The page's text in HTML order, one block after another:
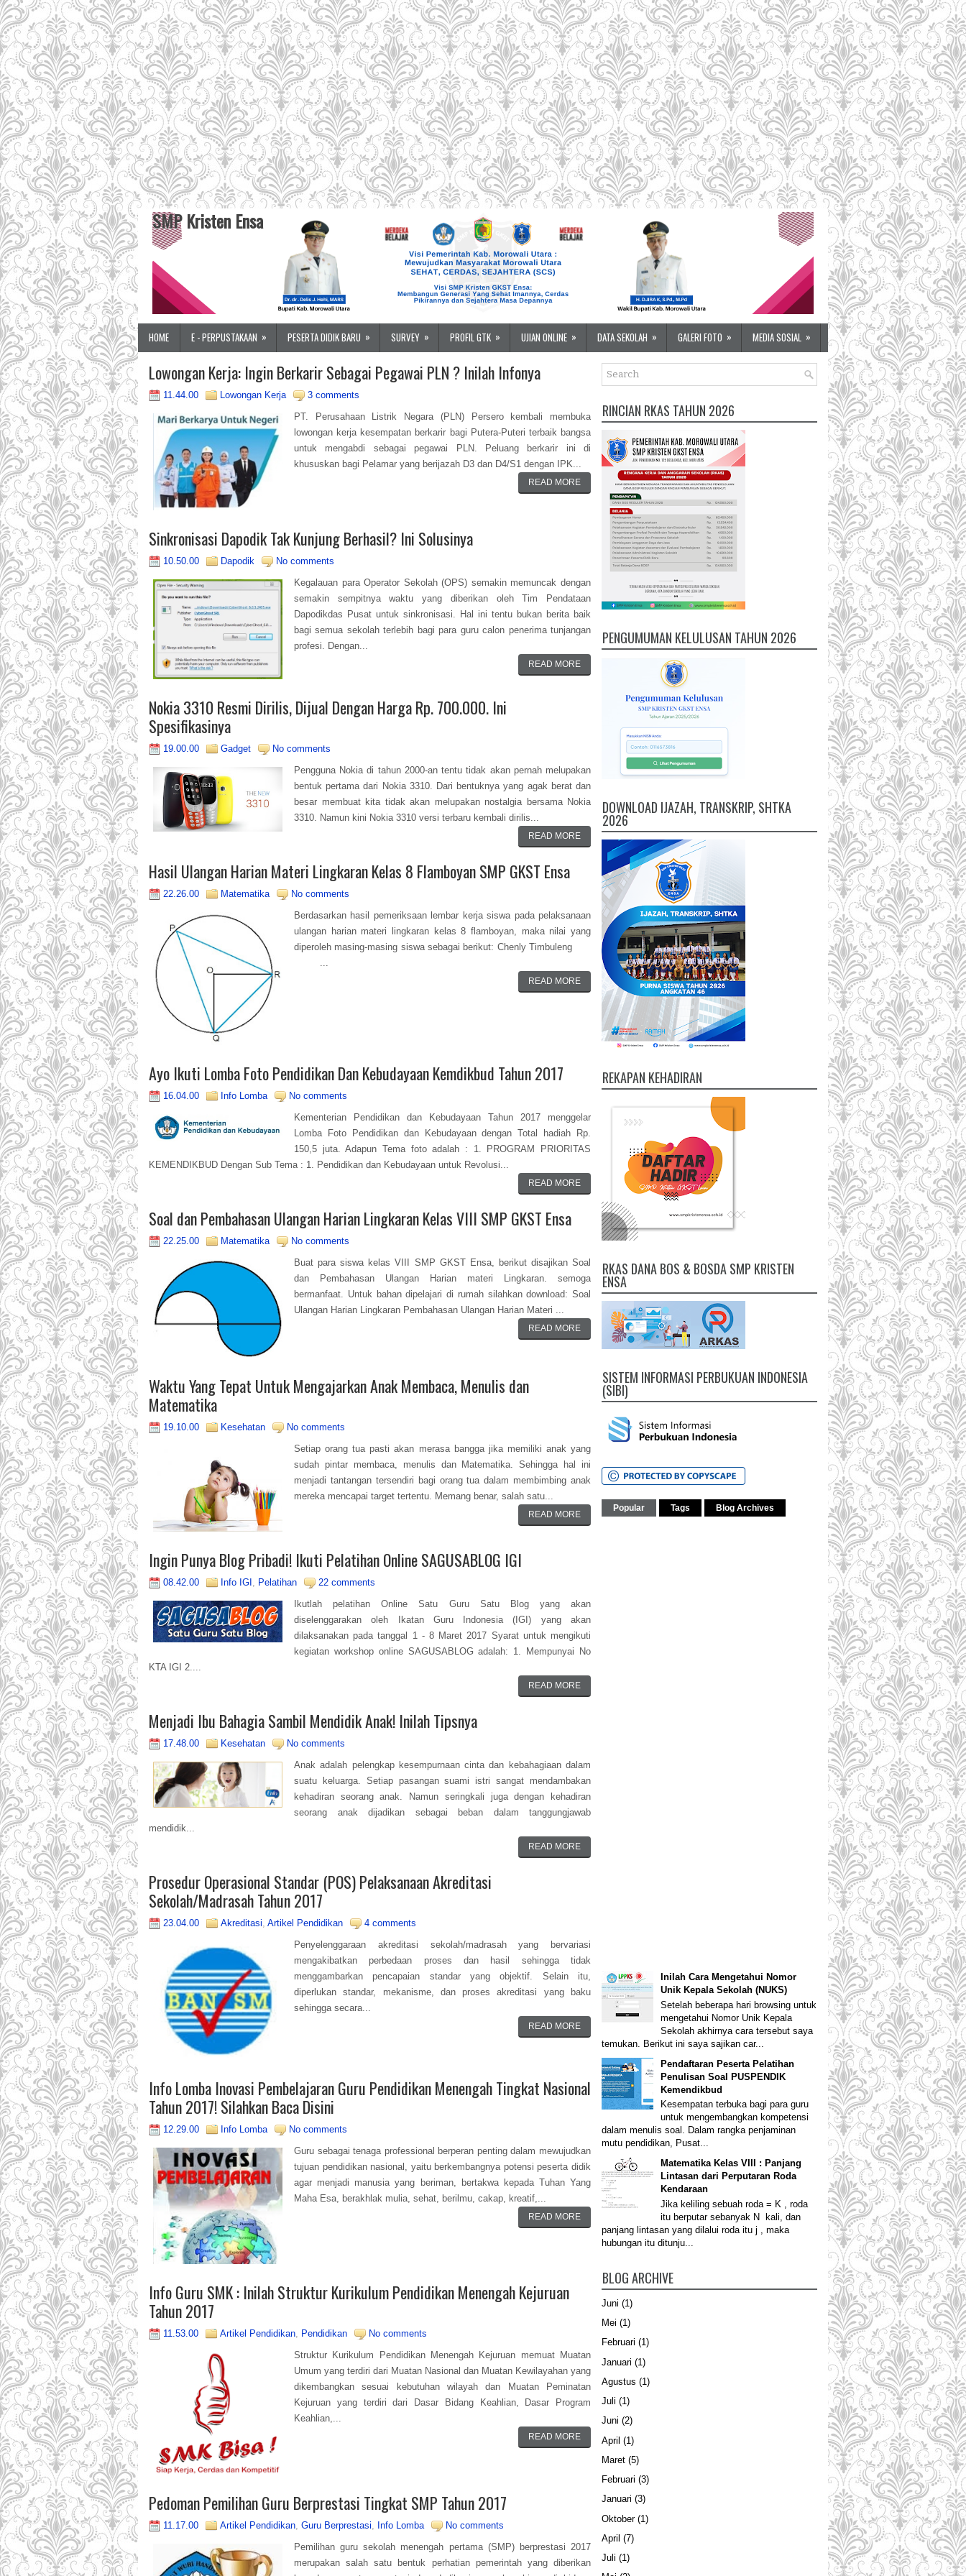
SMP Kristen Ensa
HOME E - PERPUSTAKAAN » PESERTA DIDIK BARU » SURVEY » PROFIL GTK » UJIAN ONLINE » DATA SEKOLAH » GALERI FOTO » MEDIA SOSIAL »
Lowongan Kerja: Ingin Berkarir Sebagai Pegawai PLN ? Inilah Infonya
11.44.00 Lowongan Kerja
3 comments
PT. Perusahaan Listrik Negara (PLN) Persero kembali membuka
lowongan kerja kesempatan berkarir bagi Putera-Puteri terbaik bangsa
untuk mengabdi sebagai pegawai PLN. Peluang berkarir ini di
khususkan bagi Pelamar yang berijazah D3 dan D4/S1 dengan IPK...
READ MORE
Sinkronisasi Dapodik Tak Kunjung Berhasil? Ini Solusinya
10.50.00 Dapodik
No comments
Kegalauan para Operator Sekolah (OPS) semakin memuncak dengan
semakin sempitnya waktu yang diberikan oleh Tim Pendataan
Dapodikdas Pusat untuk sinkronisasi. Hal ini tentu bukan berita baik
bagi semua sekolah terlebih bagi para guru calon penerima tunjangan
profesi. Dengan...
READ MORE
Nokia 3310 Resmi Dirilis, Dijual Dengan Harga Rp. 700.000. Ini
Spesifikasinya
19.00.00 Gadget
No comments
Pengguna Nokia di tahun 2000-an tentu tidak akan pernah melupakan
bentuk pertama dari Nokia 3310. Dari bentuknya yang agak berat dan
besar membuat kita tidak akan melupakan nostalgia bersama Nokia
3310. Namun kini Nokia 3310 versi terbaru kembali dirilis...
READ MORE
Hasil Ulangan Harian Materi Lingkaran Kelas 8 Flamboyan SMP GKST Ensa
22.26.00 Matematika
No comments
Berdasarkan hasil pemeriksaan lembar kerja siswa pada pelaksanaan
ulangan harian materi lingkaran kelas 8 flamboyan, maka nilai yang
diperoleh masing-masing siswa sebagai berikut: Chenly Timbuleng
READ MORE
Ayo Ikuti Lomba Foto Pendidikan Dan Kebudayaan Kemdikbud Tahun 2017
16.04.00 Info Lomba
No comments
Kementerian Pendidikan dan Kebudayaan Tahun 2017 menggelar
Lomba Foto Pendidikan dan Kebudayaan dengan Total hadiah Rp.
150,5 juta. Adapun Tema foto adalah : 1. PROGRAM PRIORITAS
KEMENDIKBUD Dengan Sub Tema : 1. Pendidikan dan Kebudayaan untuk Revolusi...
READ MORE
Soal dan Pembahasan Ulangan Harian Lingkaran Kelas VIII SMP GKST Ensa
22.25.00 Matematika
No comments
Buat para siswa kelas VIII SMP GKST Ensa, berikut disajikan Soal
dan Pembahasan Ulangan Harian materi Lingkaran. semoga
bermanfaat. Untuk bahan dipelajari di rumah silahkan download: Soal
Ulangan Harian Lingkaran Pembahasan Ulangan Harian Materi ...
READ MORE
Waktu Yang Tepat Untuk Mengajarkan Anak Membaca, Menulis dan
Matematika
19.10.00 Kesehatan
No comments
Setiap orang tua pasti akan merasa bangga jika memiliki anak yang
sudah pintar membaca, menulis dan Matematika. Sehingga hal ini
menjadi tantangan tersendiri bagi orang tua dalam membimbing anak
mereka mencapai target tertentu. Memang benar, salah satu...
READ MORE
Ingin Punya Blog Pribadi! Ikuti Pelatihan Online SAGUSABLOG IGI
08.42.00 Info IGI , Pelatihan
22 comments
Ikutlah pelatihan Online Satu Guru Satu Blog yang akan
diselenggarakan oleh Ikatan Guru Indonesia (IGI) yang akan
dilaksanakan pada tanggal 1 - 8 Maret 2017 Syarat untuk mengikuti
kegiatan workshop online SAGUSABLOG adalah: 1. Mempunyai No
KTA IGI 2....
READ MORE
Menjadi Ibu Bahagia Sambil Mendidik Anak! Inilah Tipsnya
17.48.00 Kesehatan
No comments
Anak adalah pelengkap kesempurnaan cinta dan kebahagiaan dalam
suatu keluarga. Setiap pasangan suami istri sangat mendambakan
kehadiran seorang anak. Namun seringkali juga dengan kehadiran
seorang anak dijadikan sebagai beban dalam tanggungjawab
mendidik...
READ MORE
Prosedur Operasional Standar (POS) Pelaksanaan Akreditasi
Sekolah/Madrasah Tahun 2017
23.04.00 Akreditasi, Artikel Pendidikan
4 comments
Penyelenggaraan akreditasi sekolah/madrasah yang bervariasi
mengakibatkan perbedaan proses dan hasil sehingga tidak
menggambarkan pencapaian standar yang objektif. Selain itu,
diperlukan standar, mekanisme, dan proses akreditasi yang baku
sehingga secara...
READ MORE
Info Lomba Inovasi Pembelajaran Guru Pendidikan Menengah Tingkat Nasional
Tahun 2017! Silahkan Baca Disini
12.29.00 Info Lomba
No comments
Guru sebagai tenaga professional berperan penting dalam mewujudkan
tujuan pendidikan nasional, yaitu berkembangnya potensi peserta didik
agar menjadi manusia yang beriman, bertakwa kepada Tuhan Yang
Maha Esa, berakhlak mulia, sehat, berilmu, cakap, kreatif,...
READ MORE
Info Guru SMK : Inilah Struktur Kurikulum Pendidikan Menengah Kejuruan
Tahun 2017
11.53.00 Artikel Pendidikan Pendidikan
No comments
Struktur Kurikulum Pendidikan Menengah Kejuruan memuat Muatan
Umum yang terdiri dari Muatan Nasional dan Muatan Kewilayahan yang
dikembangkan sesuai kebutuhan wilayah dan Muatan Peminatan
Kejuruan yang terdiri dari Dasar Bidang Keahlian, Dasar Program
Keahlian,...
READ MORE
Pedoman Pemilihan Guru Berprestasi Tingkat SMP Tahun 2017
11.17.00 Artikel Pendidikan Guru Berprestasi Info Lomba
No comments
Pemilihan guru sekolah menengah pertama (SMP) berprestasi 2017
merupakan salah satu bentuk perhatian pemerintah yang diberikan
RINCIAN RKAS TAHUN 2026
PENGUMUMAN KELULUSAN TAHUN 2026
DOWNLOAD IJAZAH, TRANSKRIP, SHTKA
2026
REKAPAN KEHADIRAN
RKAS DANA BOS & BOSDA SMP KRISTEN
ENSA
SISTEM INFORMASI PERBUKUAN INDONESIA
(SIBI)
Popular Tags Blog Archives
Inilah Cara Mengetahui Nomor
Unik Kepala Sekolah (NUKS)
Setelah beberapa hari browsing untuk
mengetahui Nomor Unik Kepala
Sekolah akhirnya cara tersebut saya
temukan. Berikut ini saya sajikan car...
Pendaftaran Peserta Pelatihan
Penulisan Soal PUSPENDIK
Kemendikbud
Kesempatan terbuka bagi para guru
untuk mengembangkan kompetensi
dalam menulis soal. Dalam rangka penjaminan
mutu pendidikan, Pusat...
Matematika Kelas VIII : Panjang
Lintasan dari Perputaran Roda
Kendaraan
Jika keliling sebuah roda = K , roda
itu berputar sebanyak N kali, dan
panjang lintasan yang dilalui roda itu j , maka
hubungan itu ditunju...
BLOG ARCHIVE
Juni (1)
Mei (1)
Februari (1)
Januari (1)
Agustus (1)
Juli (1)
Juni (2)
April (1)
Maret (5)
Februari (3)
Januari (3)
Oktober(1)
April (7)
Juli (1)